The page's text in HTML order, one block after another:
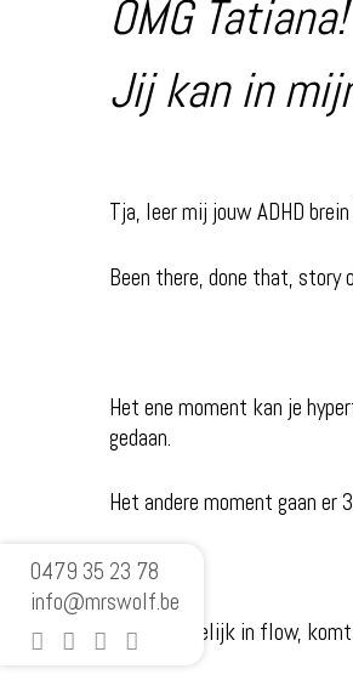
0479 35 23 78
info@mrswolf.be
OMG Tatiana!
Jij kan in
Tja, leer mij jouw ADHD
Been there, done that, story
Het ene moment kan je
gedaan.
Het andere moment gaan er
Ben je eindelijk in flow,